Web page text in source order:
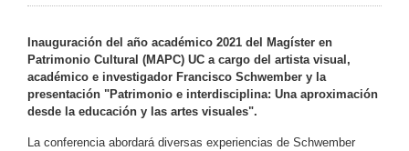
Inauguración del año académico 2021 del Magíster en
Patrimonio Cultural (MAPC) UC a cargo del artista visual,
académico e investigador Francisco Schwember y la
presentación "Patrimonio e interdisciplina: Una aproximación
desde la educación y las artes visuales".
La conferencia abordará diversas experiencias de Schwember